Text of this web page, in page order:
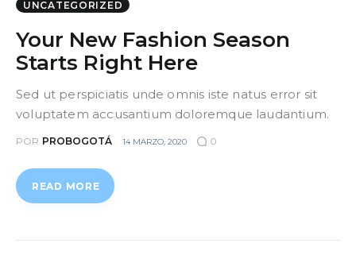
UNCATEGORIZED
Your New Fashion Season
Starts Right Here
Sed ut perspiciatis unde omnis iste natus error sit
voluptatem accusantium doloremque laudantium.
POR PROBOGOTÁ 14 MARZO, 2020 0
READ MORE